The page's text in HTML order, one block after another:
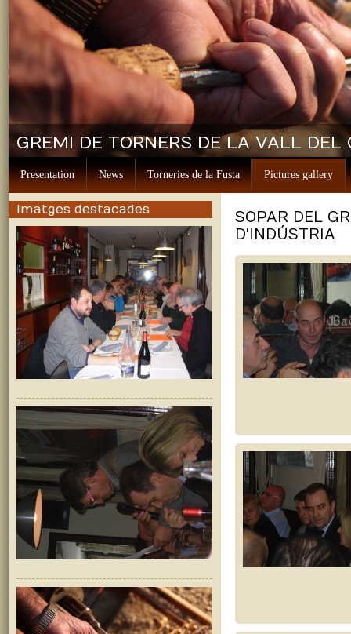
GREMI DE TORNERS DE LA VALL DEL
Presentation News Torneries de la Fusta Pictures gallery
Imatges destacades
SOPAR DEL
D'INDÚSTRIA